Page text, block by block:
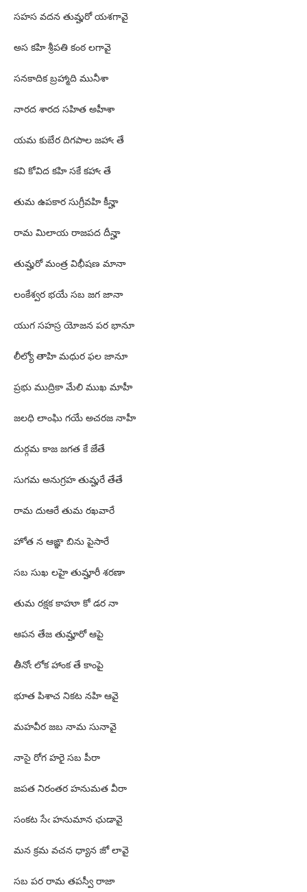
సహస వదన తుమ్హరో యశగావై
అస కహి శ్రీపతి కంఠ లగావై
సనకాదిక బ్రహ్మాది మునీశా
నారద శారద సహిత అహీశా
యమ కుబేర దిగపాల జహాఁ తే
కవి కోవిద కహి సకే కహాఁ తే
తుమ ఉపకార సుగ్రీవహి కీన్హా
రామ మిలాయ రాజపద దీన్హా
తుమ్హరో మంత్ర విభీషణ మానా
లంకేశ్వర భయే సబ జగ జానా
యుగ సహస్ర యోజన పర భానూ
లీల్యో తాహి మధుర ఫల జానూ
ప్రభు ముద్రికా మేలి ముఖ మాహీ
జలధి లాంఘి గయే అచరజ నాహీ
దుర్గమ కాజ జగత కే జేతే
సుగమ అనుగ్రహ తుమ్హరే తేతే
రామ దుఆరే తుమ రఖవారే
హోత న ఆఙ్ఞా బిను పైసారే
సబ సుఖ లహై తుమ్హారీ శరణా
తుమ రక్షక కాహూ కో డర నా
ఆపన తేజ తుమ్హారో ఆపై
తీనోఁ లోక హాంక తే కాంపై
భూత పిశాచ నికట నహి ఆవై
మహవీర జబ నామ సునావై
నాసై రోగ హరై సబ పీరా
జపత నిరంతర హనుమత వీరా
సంకట సేఁ హనుమాన ఛుడావై
మన క్రమ వచన ధ్యాన జో లావై
సబ పర రామ తపస్వీ రాజా